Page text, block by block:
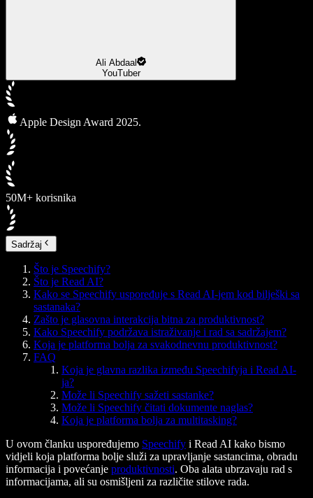
Ali Abdaal
YouTuber
Apple Design Award 2025.
50M+ korisnika
Sadržaj
Što je Speechify?
Što je Read AI?
Kako se Speechify uspoređuje s Read AI-jem kod bilješki sa
sastanaka?
Zašto je glasovna interakcija bitna za produktivnost?
Kako Speechify podržava istraživanje i rad sa sadržajem?
Koja je platforma bolja za svakodnevnu produktivnost?
FAQ
Koja je glavna razlika između Speechifyja i Read AI-
ja?
Može li Speechify sažeti sastanke?
Može li Speechify čitati dokumente naglas?
Koja je platforma bolja za multitasking?
U ovom članku uspoređujemo Speechify i Read AI kako bismo
vidjeli koja platforma bolje služi za upravljanje sastancima, obradu
informacija i povećanje produktivnosti. Oba alata ubrzavaju rad s
informacijama, ali su osmišljeni za različite stilove rada.